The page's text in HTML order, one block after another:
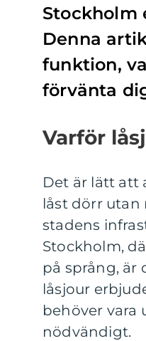
Stockholm
Denna
funktion,
förvänta
Varför
Det är lätt att
låst dörr utan
stadens
Stockholm,
på språng, är
låsjour
behöver vara
nödvändigt.